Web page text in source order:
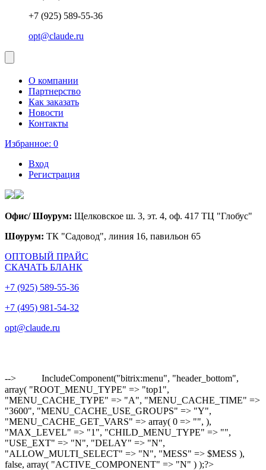
+7 (925) 589-55-36
opt@claude.ru
О компании
Партнерство
Как заказать
Новости
Контакты
Избранное: 0
Вход
Регистрация
Офис/ Шоурум: Щелковское ш. 3, эт. 4, оф. 417 ТЦ "Глобус"
Шоурум: ТК "Садовод", линия 16, павильон 65
ОПТОВЫЙ ПРАЙС
СКАЧАТЬ БЛАНК
+7 (925) 589-55-36
+7 (495) 981-54-32
opt@claude.ru
-->
IncludeComponent("bitrix:menu", "header_bottom",
array( "ROOT_MENU_TYPE" => "top1",
"MENU_CACHE_TYPE" => "A", "MENU_CACHE_TIME" =>
"3600", "MENU_CACHE_USE_GROUPS" => "Y",
"MENU_CACHE_GET_VARS" => array( 0 => "", ),
"MAX_LEVEL" => "1", "CHILD_MENU_TYPE" => "",
"USE_EXT" => "N", "DELAY" => "N",
"ALLOW_MULTI_SELECT" => "N", "MESS" => $MESS ),
false, array( "ACTIVE_COMPONENT" => "N" ) );?>